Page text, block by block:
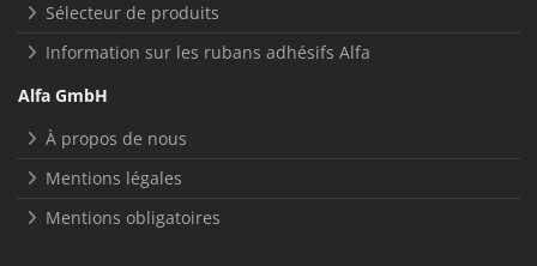
Sélecteur de produits
Information sur les rubans adhésifs Alfa
Alfa GmbH
À propos de nous
Mentions légales
Mentions obligatoires